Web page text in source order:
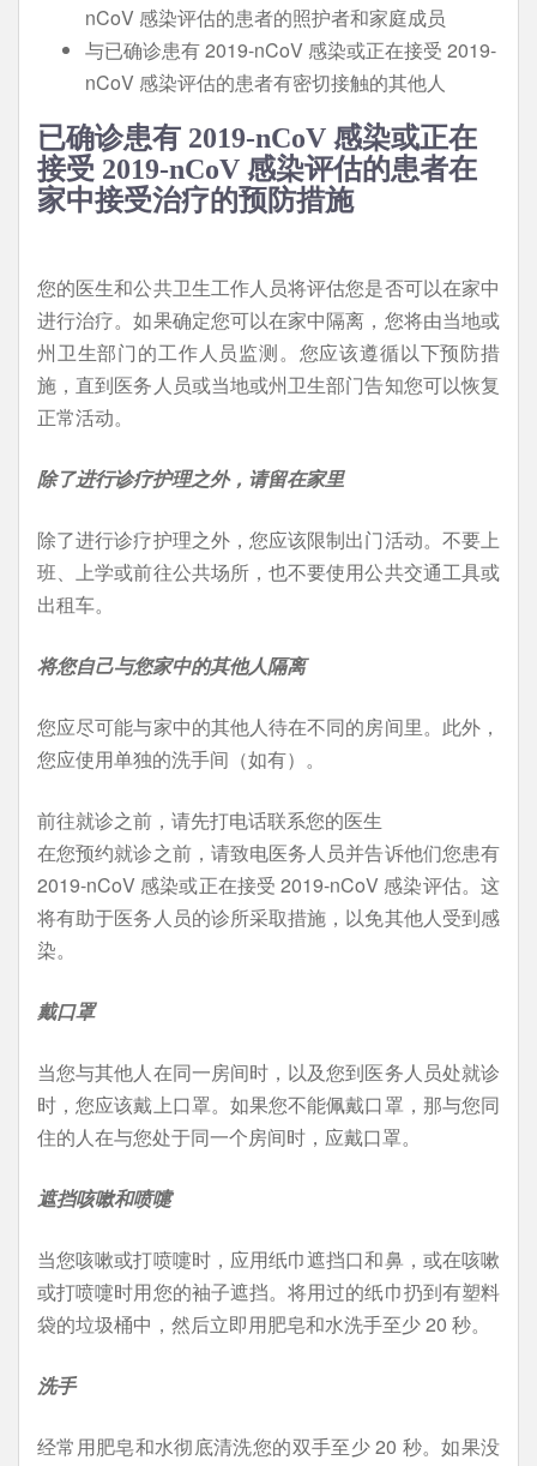
nCoV 感染评估的患者的照护者和家庭成员
与已确诊患有 2019-nCoV 感染或正在接受 2019-
nCoV 感染评估的患者有密切接触的其他人
已确诊患有 2019-nCoV 感染或正在
接受 2019-nCoV 感染评估的患者在
家中接受治疗的预防措施
您的医生和公共卫生工作人员将评估您是否可以在家中
进行治疗。如果确定您可以在家中隔离，您将由当地或
州卫生部门的工作人员监测。您应该遵循以下预防措
施，直到医务人员或当地或州卫生部门告知您可以恢复
正常活动。
除了进行诊疗护理之外，请留在家里
除了进行诊疗护理之外，您应该限制出门活动。不要上
班、上学或前往公共场所，也不要使用公共交通工具或
出租车。
将您自己与您家中的其他人隔离
您应尽可能与家中的其他人待在不同的房间里。此外，
您应使用单独的洗手间（如有）。
前往就诊之前，请先打电话联系您的医生
在您预约就诊之前，请致电医务人员并告诉他们您患有
2019-nCoV 感染或正在接受 2019-nCoV 感染评估。这
将有助于医务人员的诊所采取措施，以免其他人受到感
染。
戴口罩
当您与其他人在同一房间时，以及您到医务人员处就诊
时，您应该戴上口罩。如果您不能佩戴口罩，那与您同
住的人在与您处于同一个房间时，应戴口罩。
遮挡咳嗽和喷嚏
当您咳嗽或打喷嚏时，应用纸巾遮挡口和鼻，或在咳嗽
或打喷嚏时用您的袖子遮挡。将用过的纸巾扔到有塑料
袋的垃圾桶中，然后立即用肥皂和水洗手至少 20 秒。
洗手
经常用肥皂和水彻底清洗您的双手至少 20 秒。如果没